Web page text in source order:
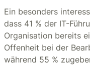
Ein besonders
dass 41 % der IT-
Organisation bereits
Offenheit bei der
während 55 %